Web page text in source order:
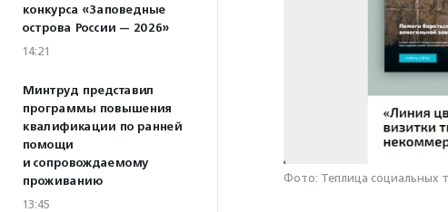
конкурса «Заповедные
острова России — 2026»
14:21
Минтруд представил
программы повышения
квалификации по ранней
помощи
и сопровождаемому
проживанию
13:45
Фото: Теплица социальных